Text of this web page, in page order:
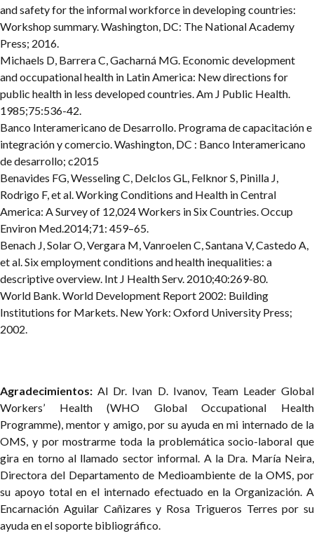
and safety for the informal workforce in developing countries:
Workshop summary. Washington, DC: The National Academy
Press; 2016.
Michaels D, Barrera C, Gacharná MG. Economic development
and occupational health in Latin America: New directions for
public health in less developed countries. Am J Public Health.
1985;75:536-42.
Banco Interamericano de Desarrollo. Programa de capacitación e
integración y comercio. Washington, DC : Banco Interamericano
de desarrollo; c2015
Benavides FG, Wesseling C, Delclos GL, Felknor S, Pinilla J,
Rodrigo F, et al. Working Conditions and Health in Central
America: A Survey of 12,024 Workers in Six Countries. Occup
Environ Med.2014;71: 459–65.
Benach J, Solar O, Vergara M, Vanroelen C, Santana V, Castedo A,
et al. Six employment conditions and health inequalities: a
descriptive overview. Int J Health Serv. 2010;40:269-80.
World Bank. World Development Report 2002: Building
Institutions for Markets. New York: Oxford University Press;
2002.
Agradecimientos: Al Dr. Ivan D. Ivanov, Team Leader Global
Workers’ Health (WHO Global Occupational Health
Programme), mentor y amigo, por su ayuda en mi internado de la
OMS, y por mostrarme toda la problemática socio-laboral que
gira en torno al llamado sector informal. A la Dra. María Neira,
Directora del Departamento de Medioambiente de la OMS, por
su apoyo total en el internado efectuado en la Organización. A
Encarnación Aguilar Cañizares y Rosa Trigueros Terres por su
ayuda en el soporte bibliográfico.